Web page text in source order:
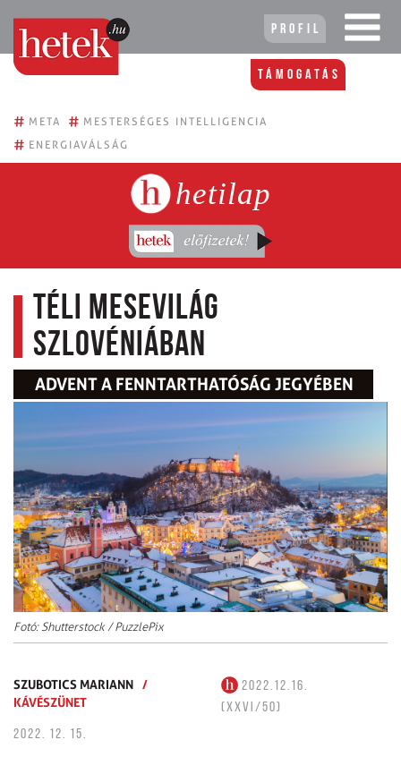
Profil
Támogatás
# META # MESTERSÉGES INTELLIGENCIA
# ENERGIAVÁLSÁG
hetilap
Téli mesevilág
Szlovéniában
ADVENT A FENNTARTHATÓSÁG JEGYÉBEN
Fotó: Shutterstock / PuzzlePix
SZUBOTICS MARIANN /
KÁVÉSZÜNET
2022.12.16.
(XXVI/50)
2022. 12. 15.